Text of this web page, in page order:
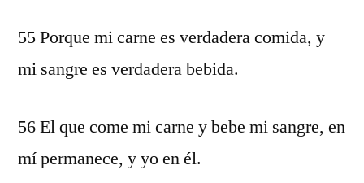
55 Porque mi carne es verdadera comida, y
mi sangre es verdadera bebida.
56 El que come mi carne y bebe mi sangre, en
mí permanece, y yo en él.